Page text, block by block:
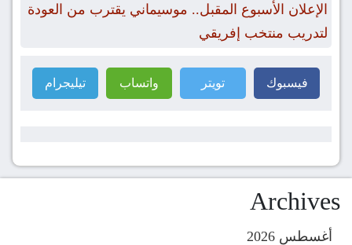
الإعلان الأسبوع المقبل.. موسيماني يقترب من العودة
لتدريب منتخب إفريقي
فيسبوك تويتر واتساب تيليجرام
Archives
أغسطس 2026